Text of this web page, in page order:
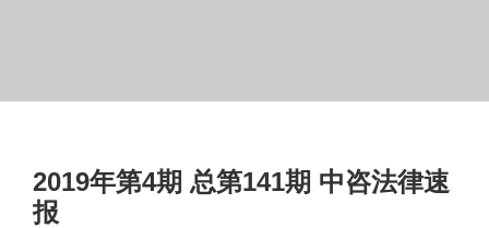
2019年第4期 总第141期 中咨法律速
报